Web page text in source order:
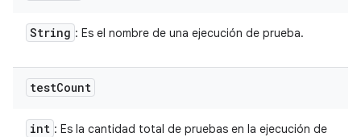
String : Es el nombre de una ejecución de prueba.
testCount
int : Es la cantidad total de pruebas en la ejecución de